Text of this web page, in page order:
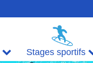
Stages sportifs